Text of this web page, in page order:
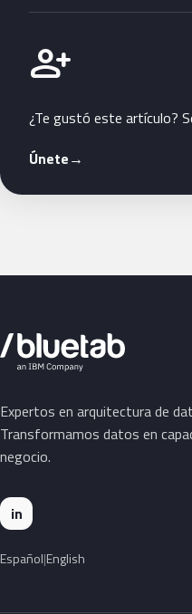
person_add
Únete a Bluetab
¿Te gustó este artículo?
Únete→
Expertos en arquitectura de
Transformamos datos en
negocio.
in
Español English